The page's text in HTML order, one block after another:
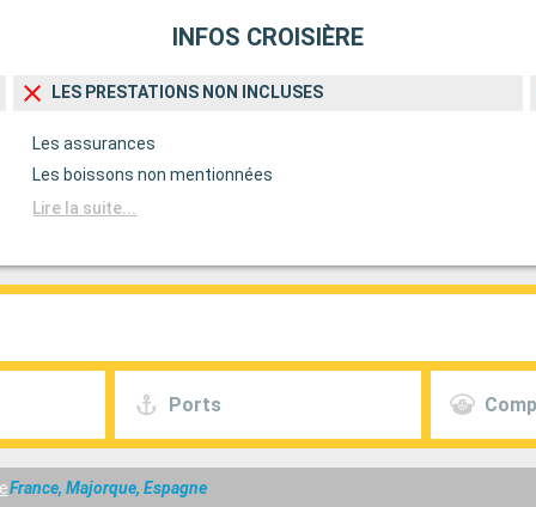
INFOS CROISIÈRE
LES PRESTATIONS NON INCLUSES
Les assurances
Les boissons non mentionnées
Lire la suite...
Ports
France, Majorque, Espagne